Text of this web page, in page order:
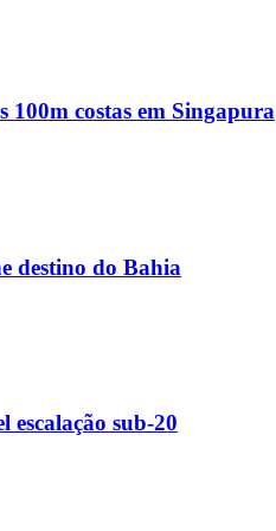
costas em Singapura
destino do Bahia
escalação sub-20